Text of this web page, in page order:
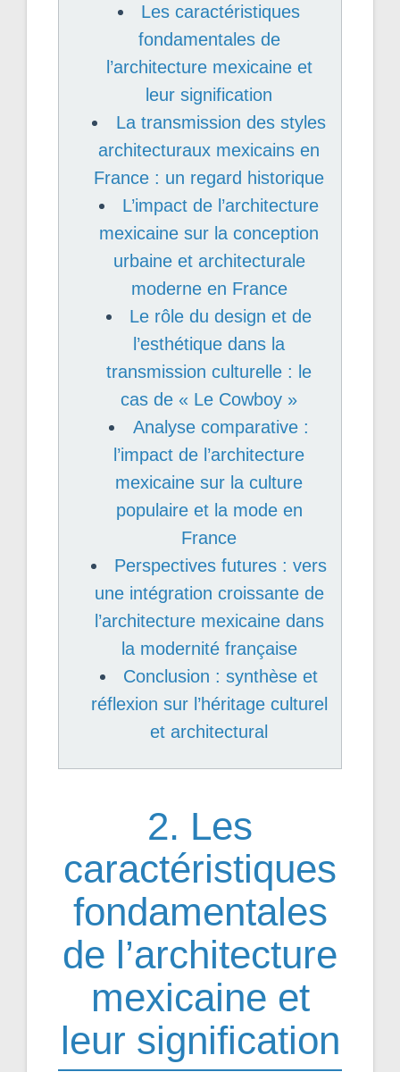
Les caractéristiques
fondamentales de
l’architecture mexicaine et
leur signification
La transmission des styles
architecturaux mexicains en
France : un regard historique
L’impact de l’architecture
mexicaine sur la conception
urbaine et architecturale
moderne en France
Le rôle du design et de
l’esthétique dans la
transmission culturelle : le
cas de « Le Cowboy »
Analyse comparative :
l’impact de l’architecture
mexicaine sur la culture
populaire et la mode en
France
Perspectives futures : vers
une intégration croissante de
l’architecture mexicaine dans
la modernité française
Conclusion : synthèse et
réflexion sur l’héritage culturel
et architectural
2. Les
caractéristiques
fondamentales
de l’architecture
mexicaine et
leur signification